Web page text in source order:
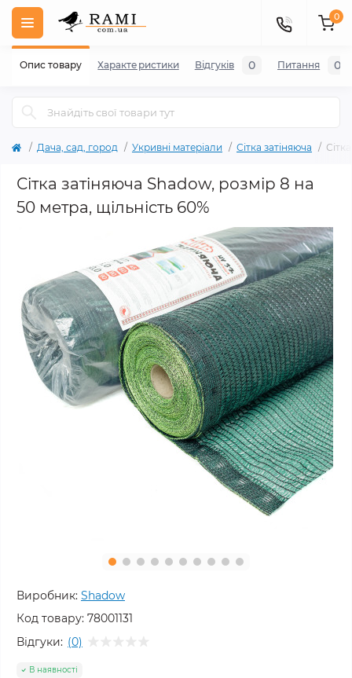
0
Дача, сад, город Укривні матеріали Сітка затіняюча
Сітка затіняюча Shadow, розмір 8 на
50 метра, щільність 60%
Виробник: Shadow
Код товару: 78001131
Відгуки: (0)
В наявності
Опис товару Характеристики Відгуків 0 Питання 0